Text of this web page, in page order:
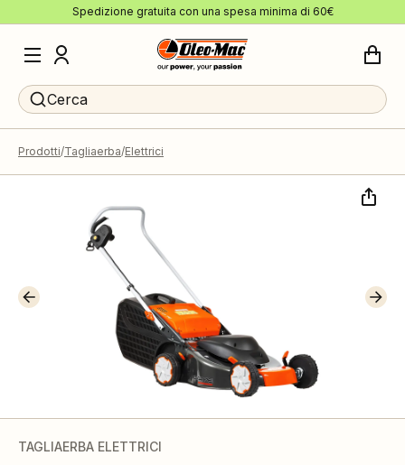
Spedizione gratuita con una spesa minima di 60€
Cerca
Prodotti Tagliaerba Elettrici
TAGLIAERBA ELETTRICI